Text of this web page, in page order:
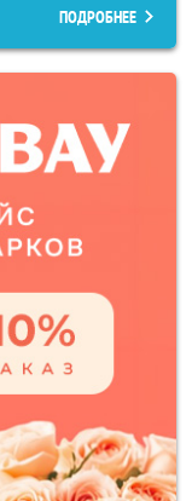
ПОДРОБНЕЕ